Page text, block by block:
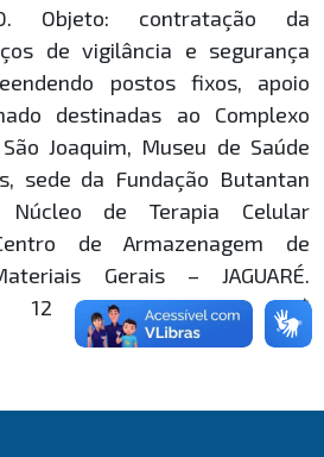
Objeto: contratação da
de vigilância e segurança
postos fixos, apoio
destinadas ao Complexo
Joaquim, Museu de Saúde
sede da Fundação Butantan
Núcleo de Terapia Celular
de Armazenagem de
Gerais – JAGUARÉ.
12 meses. Valor: R$